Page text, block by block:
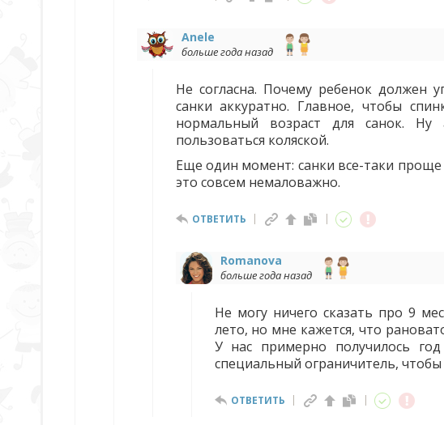
Anele
больше года назад
Не согласна. Почему ребенок должен
санки аккуратно. Главное, чтобы
нормальный возраст для санок.
пользоваться коляской.
Еще один момент: санки все-таки
это совсем немаловажно.
ОТВЕТИТЬ
Romanova
больше года назад
Не могу ничего сказать про 9
лето, но мне кажется, что
У нас примерно получилось
специальный ограничитель,
ОТВЕТИТЬ